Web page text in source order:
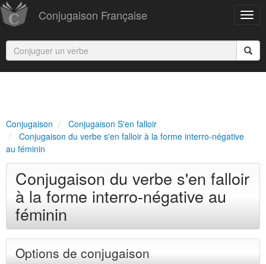
Conjugaison Française
Conjugaison
Conjugaison S'en falloir
Conjugaison du verbe s'en falloir à la forme interro-négative
au féminin
Conjugaison du verbe s'en falloir
à la forme interro-négative au
féminin
Options de conjugaison